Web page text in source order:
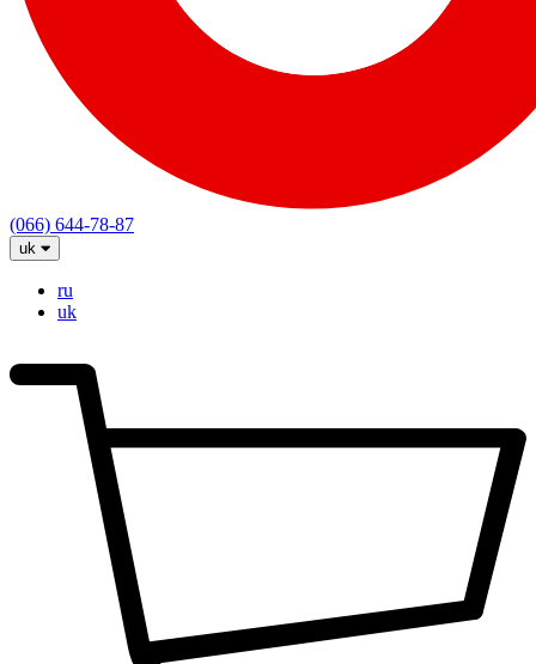
(066) 644-78-87
uk
ru
uk